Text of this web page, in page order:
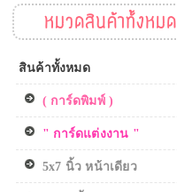
หมวดสินค้าทั้งหมด
สินค้าทั้งหมด
( การ์ดพิมพ์ )
" การ์ดแต่งงาน "
5x7 นิ้ว หน้าเดียว